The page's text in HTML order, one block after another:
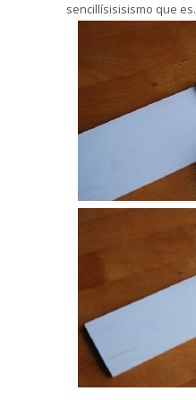
sencillísisisismo que es.